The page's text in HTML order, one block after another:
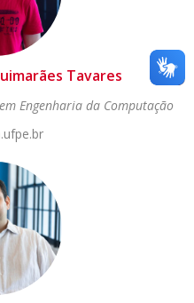
Tavares
Engenharia da Computação